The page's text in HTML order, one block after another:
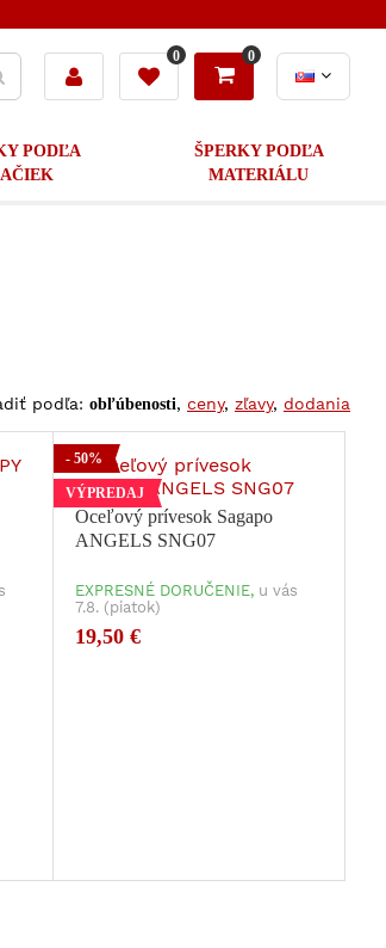
0 0
PODĽA
ŠPERKY PODĽA
MATERIÁLU
podľa: obľúbenosti, ceny, zľavy, dodania
- 50%
VÝPREDAJ
Oceľový prívesok Sagapo
ANGELS SNG07
EXPRESNÉ DORUČENIE, u vás
7.8. (piatok)
19,50 €